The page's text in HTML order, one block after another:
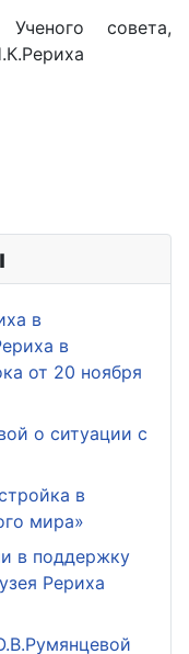
Ученого совета,
в
в
от 20 ноября
о ситуации с
в
мира»
в поддержку
Рериха